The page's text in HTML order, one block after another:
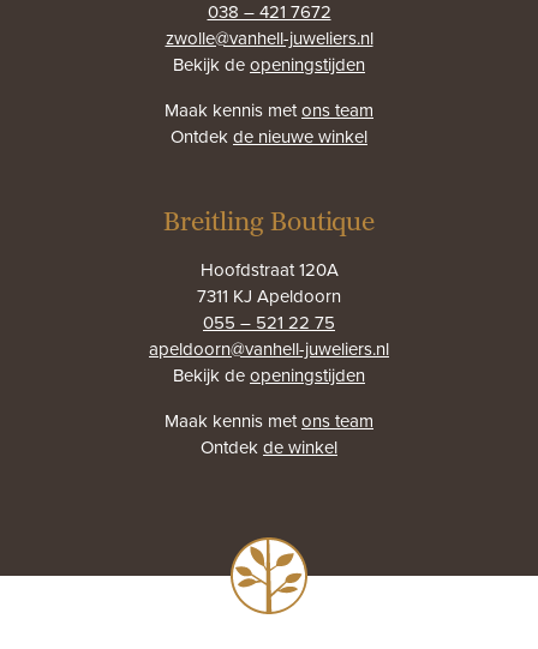
038 – 421 7672
zwolle@vanhell-juweliers.nl
Bekijk deopeningstijden
Maak kennis metons team
Ontdekde nieuwe winkel
Breitling Boutique
Hoofdstraat 120A
7311 KJ Apeldoorn
055 – 521 22 75
apeldoorn@vanhell-juweliers.nl
Bekijk deopeningstijden
Maak kennis metons team
Ontdekde winkel